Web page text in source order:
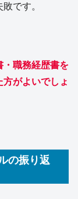
です。
・職務経歴書を
がよいでしょ
の振り返